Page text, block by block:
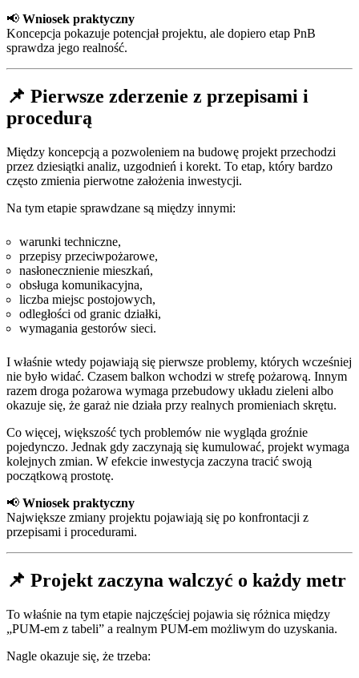
📢 Wniosek praktyczny
Koncepcja pokazuje potencjał projektu, ale dopiero etap PnB
sprawdza jego realność.
📌 Pierwsze zderzenie z przepisami i
procedurą
Między koncepcją a pozwoleniem na budowę projekt przechodzi
przez dziesiątki analiz, uzgodnień i korekt. To etap, który bardzo
często zmienia pierwotne założenia inwestycji.
Na tym etapie sprawdzane są między innymi:
warunki techniczne,
przepisy przeciwpożarowe,
nasłonecznienie mieszkań,
obsługa komunikacyjna,
liczba miejsc postojowych,
odległości od granic działki,
wymagania gestorów sieci.
I właśnie wtedy pojawiają się pierwsze problemy, których wcześniej
nie było widać. Czasem balkon wchodzi w strefę pożarową. Innym
razem droga pożarowa wymaga przebudowy układu zieleni albo
okazuje się, że garaż nie działa przy realnych promieniach skrętu.
Co więcej, większość tych problemów nie wygląda groźnie
pojedynczo. Jednak gdy zaczynają się kumulować, projekt wymaga
kolejnych zmian. W efekcie inwestycja zaczyna tracić swoją
początkową prostotę.
📢 Wniosek praktyczny
Największe zmiany projektu pojawiają się po konfrontacji z
przepisami i procedurami.
📌 Projekt zaczyna walczyć o każdy metr
To właśnie na tym etapie najczęściej pojawia się różnica między
„PUM-em z tabeli” a realnym PUM-em możliwym do uzyskania.
Nagle okazuje się, że trzeba: